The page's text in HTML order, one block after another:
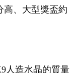
高、大型獎盃約
人造水晶的質量